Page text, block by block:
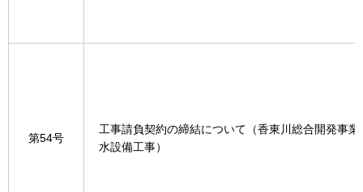
第54号
工事請負契約の締結について（香東川総合開発事
水設備工事）